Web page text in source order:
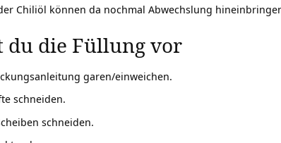
Chiliöl können da nochmal Abwechslung
du die Füllung vor
garen/einweichen.
schneiden.
schneiden.